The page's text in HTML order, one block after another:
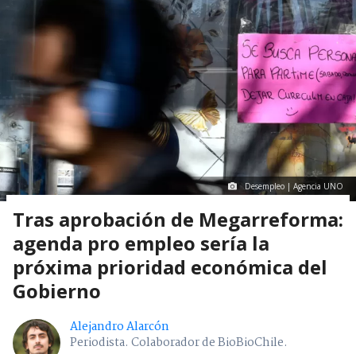
Desempleo | Agencia UNO
Tras aprobación de Megarreforma:
agenda pro empleo sería la
próxima prioridad económica del
Gobierno
Alejandro Alarcón
Periodista. Colaborador de BioBioChile.